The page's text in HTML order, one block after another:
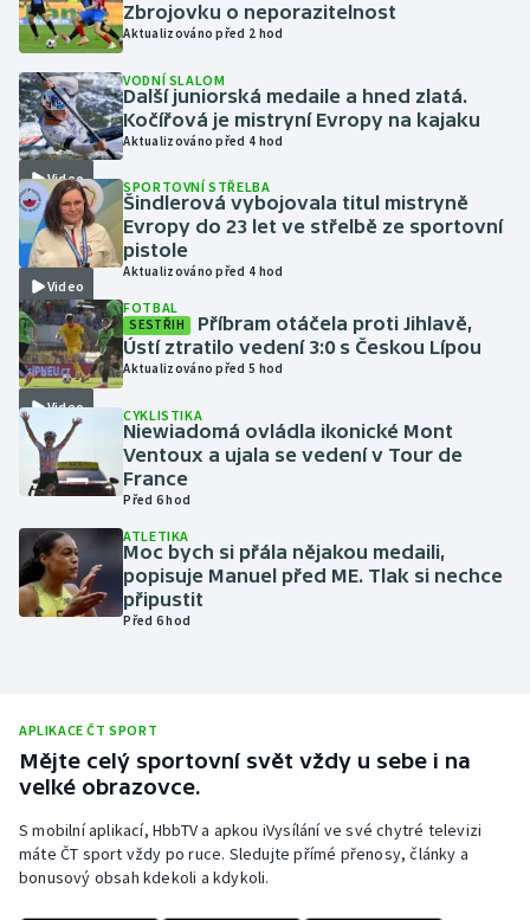
Házená
Jezdectví
Judo
Krasobruslení
Lezení
Lyže a snowboard
Moderní pětiboj
Motorsport
Olympijské hry
Parasport
Plavání
Rychlobruslení
Rychlostní kanoistika
Short track
Zbrojovku o neporazitelnost
Aktualizováno před 2 hod
Video
VODNÍ SLALOM
Další juniorská medaile a hned zlatá.
Kočířová je mistryní Evropy na kajaku
Aktualizováno před 4 hod
Video
SPORTOVNÍ STŘELBA
Šindlerová vybojovala titul mistryně
Evropy do 23 let ve střelbě ze sportovní
pistole
Aktualizováno před 4 hod
Video
FOTBAL
SESTŘIH
Příbram otáčela proti Jihlavě,
Ústí ztratilo vedení 3:0 s Českou Lípou
Aktualizováno před 5 hod
CYKLISTIKA
Niewiadomá ovládla ikonické Mont
Ventoux a ujala se vedení v Tour de
France
Před 6 hod
ATLETIKA
Moc bych si přála nějakou medaili,
popisuje Manuel před ME. Tlak si nechce
připustit
Před 6 hod
APLIKACE ČT SPORT
Mějte celý sportovní svět vždy u sebe i na
velké obrazovce.
S mobilní aplikací, HbbTV a apkou iVysílání ve své chytré televizi
máte ČT sport vždy po ruce. Sledujte přímé přenosy, články a
bonusový obsah kdekoli a kdykoli.